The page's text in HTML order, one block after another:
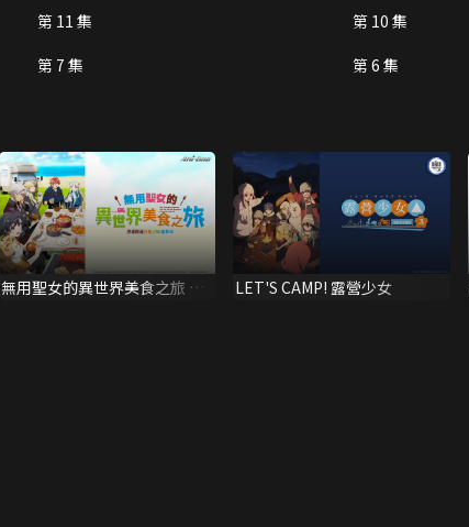
第 11 集 第 10 集
第 7 集 第 6 集
無用聖女的異世界美食之旅 憑
LET'S CAMP! 露營少女